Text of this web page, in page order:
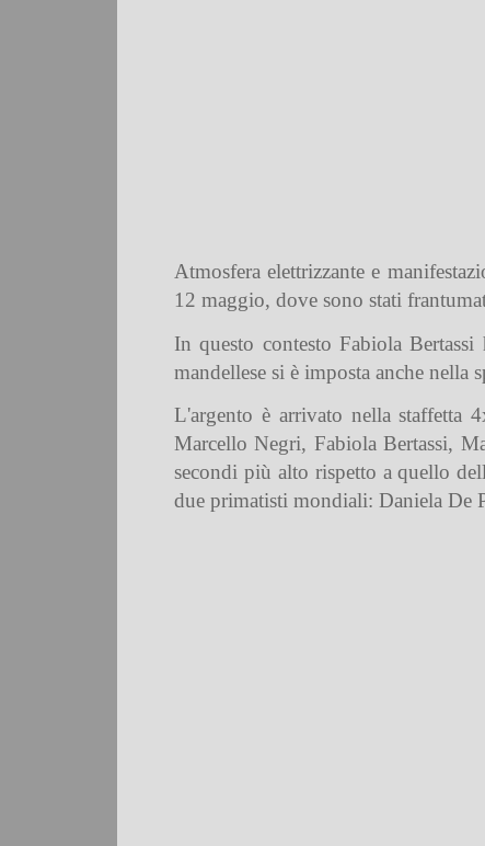
Atmosfera elettrizzante e
12 maggio, dove sono stati
In questo contesto Fabiola
mandellese si è imposta anche nella
L'argento è arrivato nella staffetta
Marcello Negri, Fabiola Bertassi,
secondi più alto rispetto a quello
due primatisti mondiali: Daniela De